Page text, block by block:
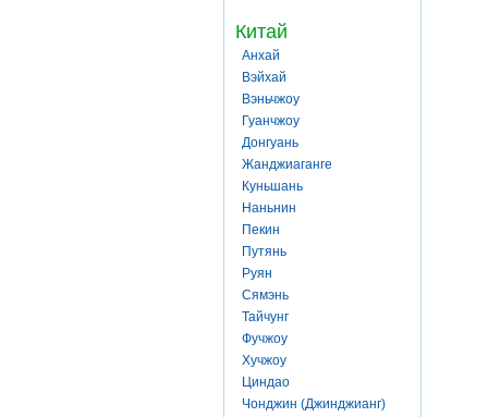
Китай
Анхай
Вэйхай
Вэньчжоу
Гуанчжоу
Донгуань
Жанджиаганге
Куньшань
Наньнин
Пекин
Путянь
Руян
Сямэнь
Тайчунг
Фучжоу
Хучжоу
Циндао
Чонджин (Джинджианг)